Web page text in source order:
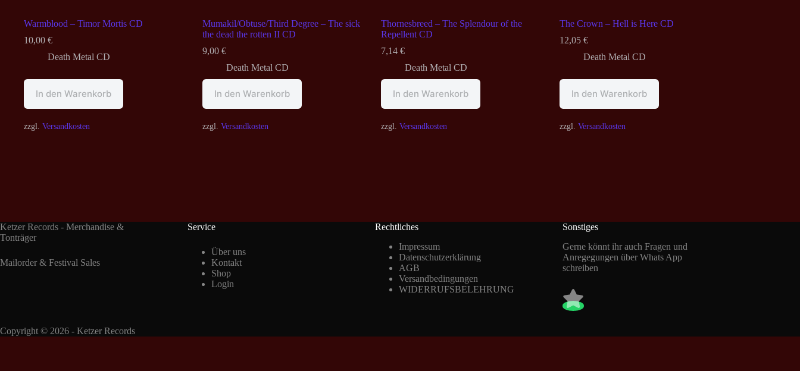
Warmblood – Timor Mortis CD
10,00 €
Death Metal CD
In den Warenkorb
zzgl. Versandkosten
Mumakil/Obtuse/Third Degree – The sick
the dead the rotten II CD
9,00 €
Death Metal CD
In den Warenkorb
zzgl. Versandkosten
Thornesbreed – The Splendour of the
Repellent CD
7,14 €
Death Metal CD
In den Warenkorb
zzgl. Versandkosten
The Crown – Hell is Here CD
12,05 €
Death Metal CD
In den Warenkorb
zzgl. Versandkosten
Ketzer Records - Merchandise &
Tonträger
Mailorder & Festival Sales
Service
Über uns
Kontakt
Shop
Login
Rechtliches
Impressum
Datenschutzerklärung
AGB
Versandbedingungen
WIDERRUFSBELEHRUNG
Sonstiges
Gerne könnt ihr auch Fragen und
Anregegungen über Whats App
schreiben
Copyright © 2026 - Ketzer Records